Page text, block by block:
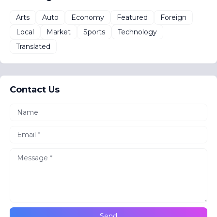
Arts Auto Economy Featured
Foreign
Local
Market Sports
Technology
Translated
Contact Us